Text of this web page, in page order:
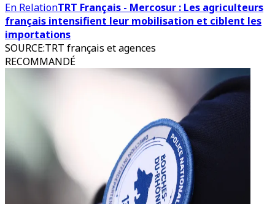
En RelationTRT Français - Mercosur : Les agriculteurs
français intensifient leur mobilisation et ciblent les
importations
SOURCE:TRT français et agences
RECOMMANDÉ